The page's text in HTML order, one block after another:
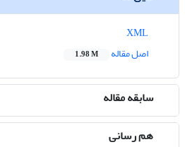
اصل مقاله
1.98 M
سابقه مقاله
هم رسانی